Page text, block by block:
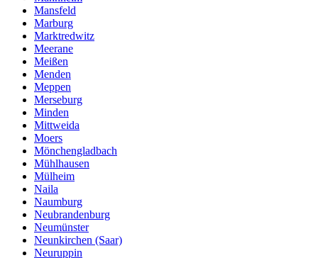
Mansfeld
Marburg
Marktredwitz
Meerane
Meißen
Menden
Meppen
Merseburg
Minden
Mittweida
Moers
Mönchengladbach
Mühlhausen
Mülheim
Naila
Naumburg
Neubrandenburg
Neumünster
Neunkirchen (Saar)
Neuruppin